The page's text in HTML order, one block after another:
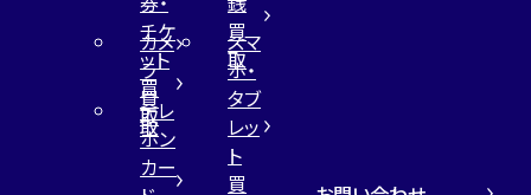
チケ
ット
買
取
買
取
カメ
ラ
買
取
スマ
ホ・
タブ
レッ
ト
買
テレ
ホン
カー